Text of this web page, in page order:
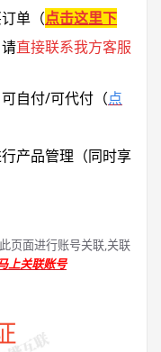
单（点击这里下
直接联系我方客服
自付/可代付（点
产品管理（同时享
页面进行账号关联,关联
上关联账号